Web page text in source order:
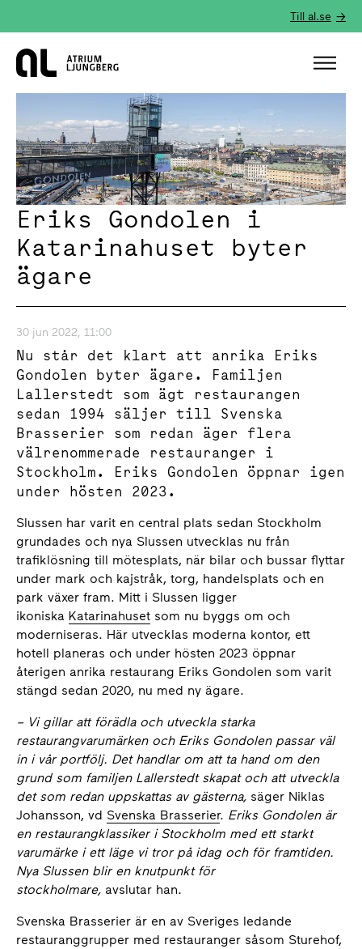
Till al.se
Hem
Eriks Gondolen i
Katarinahuset byter
ägare
30 jun 2022, 11:00
Nu står det klart att anrika Eriks
Gondolen byter ägare. Familjen
Lallerstedt som ägt restaurangen
sedan 1994 säljer till Svenska
Brasserier som redan äger flera
välrenommerade restauranger i
Stockholm. Eriks Gondolen öppnar igen
under hösten 2023.
Slussen har varit en central plats sedan Stockholm
grundades och nya Slussen utvecklas nu från
trafiklösning till mötesplats, när bilar och bussar flyttar
under mark och kajstråk, torg, handelsplats och en
park växer fram. Mitt i Slussen ligger
ikoniska Katarinahuset som nu byggs om och
moderniseras. Här utvecklas moderna kontor, ett
hotell planeras och under hösten 2023 öppnar
återigen anrika restaurang Eriks Gondolen som varit
stängd sedan 2020, nu med ny ägare.
– Vi gillar att förädla och utveckla starka
restaurangvarumärken och Eriks Gondolen passar väl
in i vår portfölj. Det handlar om att ta hand om den
grund som familjen Lallerstedt skapat och att utveckla
det som redan uppskattas av gästerna, säger Niklas
Johansson, vd Svenska Brasserier. Eriks Gondolen är
en restaurangklassiker i Stockholm med ett starkt
varumärke i ett läge vi tror på idag och för framtiden.
Nya Slussen blir en knutpunkt för
stockholmare, avslutar han.
Svenska Brasserier är en av Sveriges ledande
restauranggrupper med restauranger såsom Sturehof,